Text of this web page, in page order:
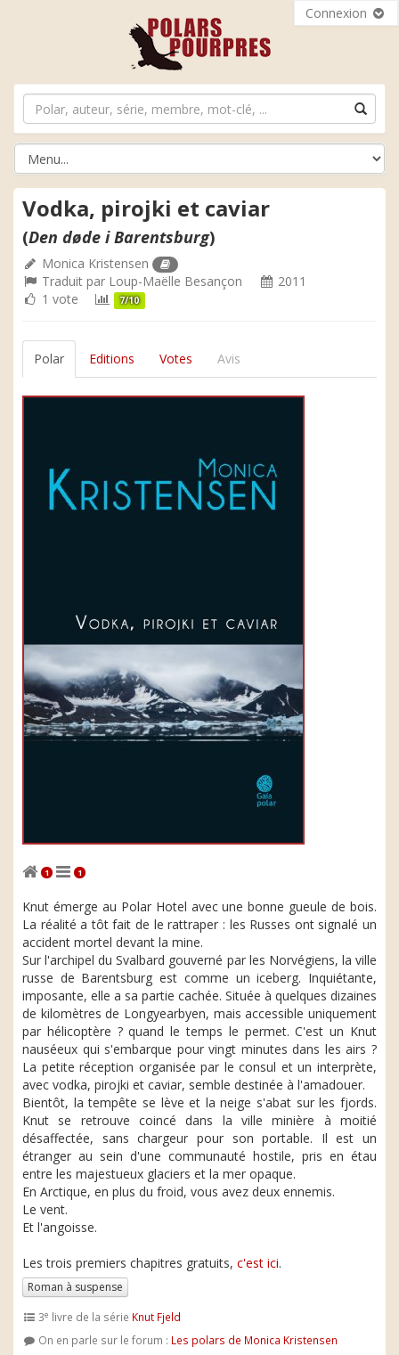
Connexion
Vodka, pirojki et caviar
(Den døde i Barentsburg)
Monica Kristensen
Traduit par Loup-Maëlle Besançon
2011
1 vote
7/10
Polar Editions Votes Avis
1 1
Knut émerge au Polar Hotel avec une bonne gueule de bois.
La réalité a tôt fait de le rattraper : les Russes ont signalé un
accident mortel devant la mine.
Sur l'archipel du Svalbard gouverné par les Norvégiens, la ville
russe de Barentsburg est comme un iceberg. Inquiétante,
imposante, elle a sa partie cachée. Située à quelques dizaines
de kilomètres de Longyearbyen, mais accessible uniquement
par hélicoptère ? quand le temps le permet. C'est un Knut
nauséeux qui s'embarque pour vingt minutes dans les airs ?
La petite réception organisée par le consul et un interprète,
avec vodka, pirojki et caviar, semble destinée à l'amadouer.
Bientôt, la tempête se lève et la neige s'abat sur les fjords.
Knut se retrouve coincé dans la ville minière à moitié
désaffectée, sans chargeur pour son portable. Il est un
étranger au sein d'une communauté hostile, pris en étau
entre les majestueux glaciers et la mer opaque.
En Arctique, en plus du froid, vous avez deux ennemis.
Le vent.
Et l'angoisse.
Les trois premiers chapitres gratuits, c'est ici.
Roman à suspense
3e livre de la série Knut Fjeld
On en parle sur le forum : Les polars de Monica Kristensen